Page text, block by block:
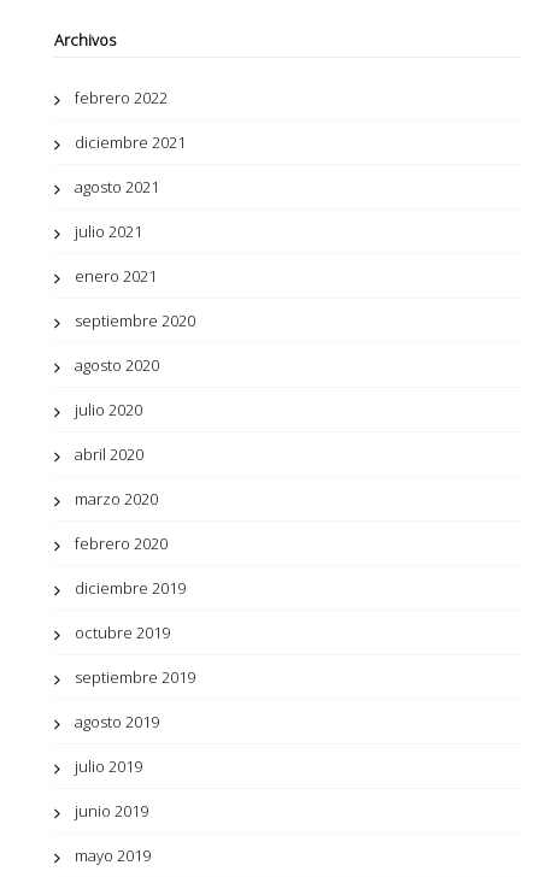
Archivos
febrero 2022
diciembre 2021
agosto 2021
julio 2021
enero 2021
septiembre 2020
agosto 2020
julio 2020
abril 2020
marzo 2020
febrero 2020
diciembre 2019
octubre 2019
septiembre 2019
agosto 2019
julio 2019
junio 2019
mayo 2019